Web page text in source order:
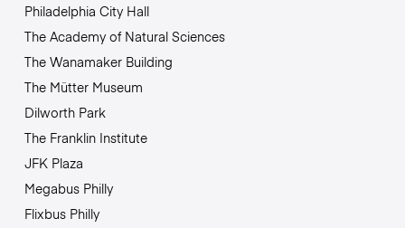
Philadelphia City Hall
The Academy of Natural Sciences
The Wanamaker Building
The Mütter Museum
Dilworth Park
The Franklin Institute
JFK Plaza
Megabus Philly
Flixbus Philly